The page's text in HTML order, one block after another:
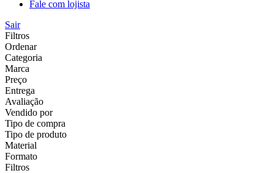
Fale com lojista
Sair
Filtros
Ordenar
Categoria
Marca
Preço
Entrega
Avaliação
Vendido por
Tipo de compra
Tipo de produto
Material
Formato
Filtros